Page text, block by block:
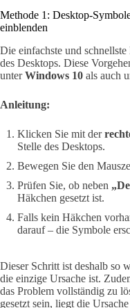
Methode 1: Desktop-
einblenden
Die einfachste und
des Desktops. Diese
unterWindows 10 als auch
Anleitung:
Klicken Sie mit der
Stelle des Desktops.
Bewegen Sie den
Prüfen Sie, ob neben
Häkchen gesetzt ist.
Falls kein Häkchen
darauf – die Symbole
Dieser Schritt ist deshalb so
die einzige Ursache ist.
das Problem vollständig zu
gesetzt sein, liegt die